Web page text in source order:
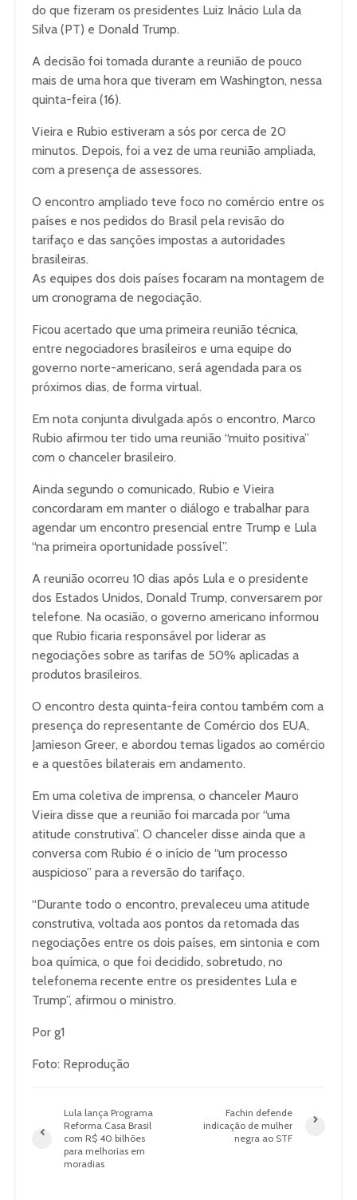
do que fizeram os presidentes Luiz Inácio Lula da
Silva (PT) e Donald Trump.
A decisão foi tomada durante a reunião de pouco
mais de uma hora que tiveram em Washington, nessa
quinta-feira (16).
Vieira e Rubio estiveram a sós por cerca de 20
minutos. Depois, foi a vez de uma reunião ampliada,
com a presença de assessores.
O encontro ampliado teve foco no comércio entre os
países e nos pedidos do Brasil pela revisão do
tarifaço e das sanções impostas a autoridades
brasileiras.
As equipes dos dois países focaram na montagem de
um cronograma de negociação.
Ficou acertado que uma primeira reunião técnica,
entre negociadores brasileiros e uma equipe do
governo norte-americano, será agendada para os
próximos dias, de forma virtual.
Em nota conjunta divulgada após o encontro, Marco
Rubio afirmou ter tido uma reunião “muito positiva”
com o chanceler brasileiro.
Ainda segundo o comunicado, Rubio e Vieira
concordaram em manter o diálogo e trabalhar para
agendar um encontro presencial entre Trump e Lula
“na primeira oportunidade possível”.
A reunião ocorreu 10 dias após Lula e o presidente
dos Estados Unidos, Donald Trump, conversarem por
telefone. Na ocasião, o governo americano informou
que Rubio ficaria responsável por liderar as
negociações sobre as tarifas de 50% aplicadas a
produtos brasileiros.
O encontro desta quinta-feira contou também com a
presença do representante de Comércio dos EUA,
Jamieson Greer, e abordou temas ligados ao comércio
e a questões bilaterais em andamento.
Em uma coletiva de imprensa, o chanceler Mauro
Vieira disse que a reunião foi marcada por “uma
atitude construtiva”. O chanceler disse ainda que a
conversa com Rubio é o início de “um processo
auspicioso” para a reversão do tarifaço.
“Durante todo o encontro, prevaleceu uma atitude
construtiva, voltada aos pontos da retomada das
negociações entre os dois países, em sintonia e com
boa química, o que foi decidido, sobretudo, no
telefonema recente entre os presidentes Lula e
Trump”, afirmou o ministro.
Por g1
Foto: Reprodução
Lula lança Programa
Reforma Casa Brasil
com R$ 40 bilhões
para melhorias em
moradias
Fachin defende
indicação de mulher
negra ao STF